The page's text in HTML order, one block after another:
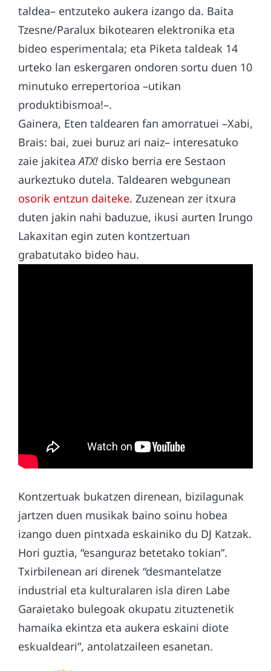
taldea– entzuteko aukera izango da. Baita
Tzesne/Paralux bikotearen elektronika eta
bideo esperimentala; eta Piketa taldeak 14
urteko lan eskergaren ondoren sortu duen 10
minutuko errepertorioa –utikan
produktibismoa!–.
Gainera, Eten taldearen fan amorratuei –Xabi,
Brais: bai, zuei buruz ari naiz– interesatuko
zaie jakiteaATX! disko berria ere Sestaon
aurkeztuko dutela. Taldearen webgunean
osorik entzun daiteke. Zuzenean zer itxura
duten jakin nahi baduzue, ikusi aurten Irungo
Lakaxitan egin zuten kontzertuan
grabatutako bideo hau.
Kontzertuak bukatzen direnean, bizilagunak
jartzen duen musikak baino soinu hobea
izango duen pintxada eskainiko du DJ Katzak.
Hori guztia, “esanguraz betetako tokian”.
Txirbilenean ari direnek “desmantelatze
industrial eta kulturalaren isla diren Labe
Garaietako bulegoak okupatu zituztenetik
hamaika ekintza eta aukera eskaini diote
eskualdeari”, antolatzaileen esanetan.